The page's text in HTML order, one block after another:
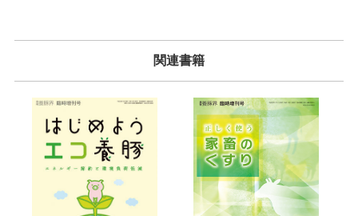
関連書籍